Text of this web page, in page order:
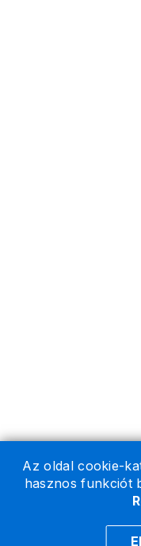
Az oldal cookie-
hasznos funkciót